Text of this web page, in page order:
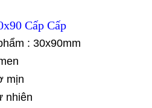
Cấp Cấp
: 30x90mm
mịn
nhiên